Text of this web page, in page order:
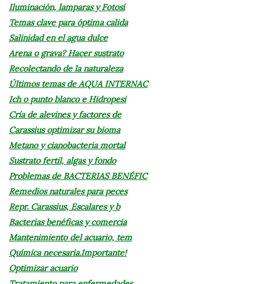
Iluminación, lamparas y Fotosí
Temas clave para óptima calida
Salinidad en el agua dulce
Arena o grava? Hacer sustrato
Recolectando de la naturaleza
Últimos temas de AQUA INTERNAC
Ich o punto blanco e Hidropesi
Cría de alevines y factores de
Carassius optimizar su bioma
Metano y cianobacteria mortal
Sustrato fertil, algas y fondo
Problemas de BACTERIAS BENÉFIC
Remedios naturales para peces
Repr. Carassius, Escalares y b
Bacterias benéficas y comercia
Mantenimiento del acuario, tem
Química necesaria.Importante!
Optimizar acuario